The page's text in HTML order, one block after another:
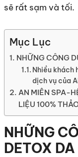
sẽ rất sạm và tối.
Mục Lục
NHỮNG CÔNG
Nhiều khách
dịch vụ của
AN MIÊN SPA-
LIỆU 100%
NHỮNG
DETOX